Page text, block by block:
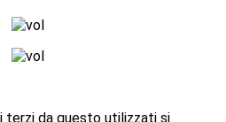
da questo utilizzati si